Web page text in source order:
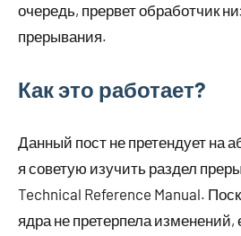
очередь, прервет обработчик
прерывания.
Как это работает?
Данный пост не претендует на
я советую изучить раздел
Technical Reference Manual.
ядра не претерпела изменений,